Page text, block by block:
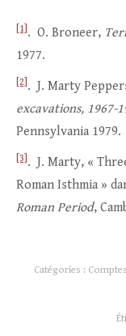
[1] . O. Broneer,
1977.
[2] . J. Marty
excavations, 1967-
Pennsylvania 1979.
[3] . J. Marty, «
Roman Isthmia »
Roman Period,
Catégories :